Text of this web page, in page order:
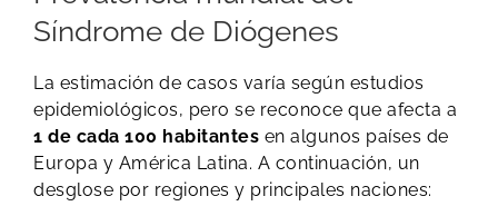
Síndrome de Diógenes
La estimación de casos varía según estudios
epidemiológicos, pero se reconoce que afecta a
1 de cada 100 habitantes en algunos países de
Europa y América Latina. A continuación, un
desglose por regiones y principales naciones: